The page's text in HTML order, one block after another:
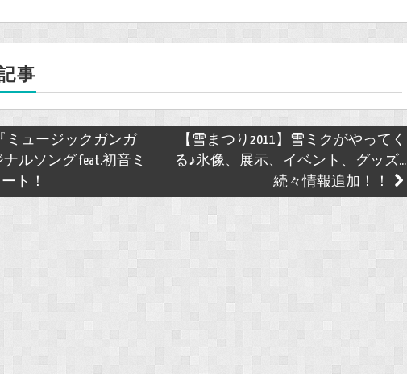
事
『ミュージックガンガ
ルソング feat.初音ミ
ト！
【雪まつり2011】雪ミクがやってく
る♪氷像、展示、イベント、グッズ...
続々情報追加！！